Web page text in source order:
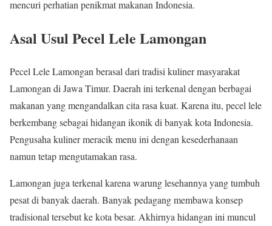
mencuri perhatian penikmat makanan Indonesia.
Asal Usul Pecel Lele Lamongan
Pecel Lele Lamongan berasal dari tradisi kuliner masyarakat
Lamongan di Jawa Timur. Daerah ini terkenal dengan berbagai
makanan yang mengandalkan cita rasa kuat. Karena itu, pecel lele
berkembang sebagai hidangan ikonik di banyak kota Indonesia.
Pengusaha kuliner meracik menu ini dengan kesederhanaan
namun tetap mengutamakan rasa.
Lamongan juga terkenal karena warung lesehannya yang tumbuh
pesat di banyak daerah. Banyak pedagang membawa konsep
tradisional tersebut ke kota besar. Akhirnya hidangan ini muncul